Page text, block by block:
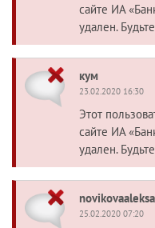
сайте ИА
удален.
кум
23.02.2020 16:30
Этот
сайте ИА
удален.
25.02.2020 07:20